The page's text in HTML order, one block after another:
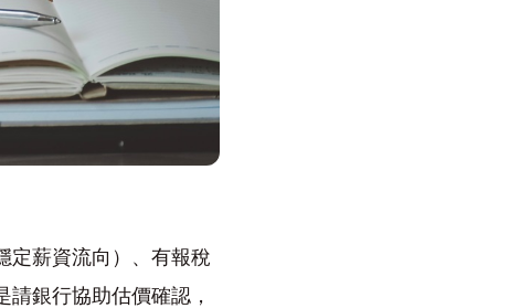
定薪資流向）、有報稅
請銀行協助估價確認，